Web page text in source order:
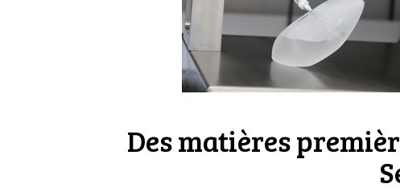
Des matières